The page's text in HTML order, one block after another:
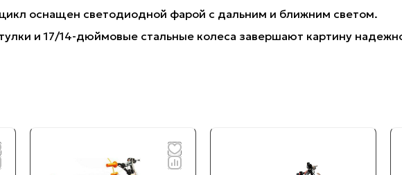
оснащен светодиодной фарой с дальним и ближним светом.
и 17/14-дюймовые стальные колеса завершают картину